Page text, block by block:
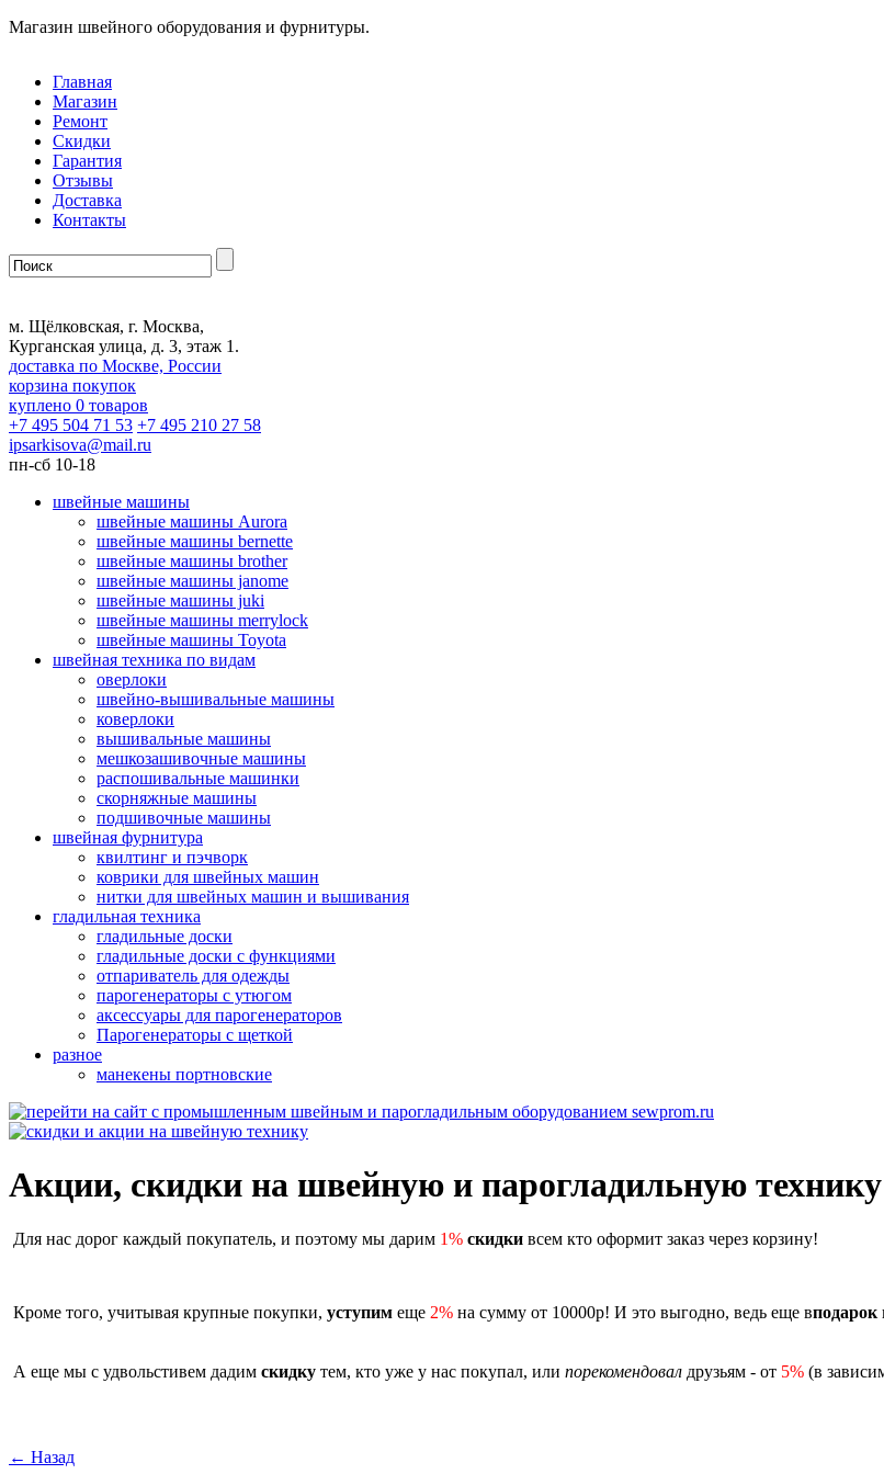
Магазин швейного оборудования и фурнитуры.
Главная
Магазин
Ремонт
Скидки
Гарантия
Отзывы
Доставка
Контакты
м. Щёлковская, г. Москва,
Курганская улица, д. 3, этаж 1.
доставка по Москве, России
корзина покупок
куплено 0 товаров
+7 495 504 71 53 +7 495 210 27 58
ipsarkisova@mail.ru
пн-сб 10-18
швейные машины
швейные машины Aurora
швейные машины bernette
швейные машины brother
швейные машины janome
швейные машины juki
швейные машины merrylock
швейные машины Toyota
швейная техника по видам
оверлоки
швейно-вышивальные машины
коверлоки
вышивальные машины
мешкозашивочные машины
распошивальные машинки
скорняжные машины
подшивочные машины
швейная фурнитура
квилтинг и пэчворк
коврики для швейных машин
нитки для швейных машин и вышивания
гладильная техника
гладильные доски
гладильные доски с функциями
отпариватель для одежды
парогенераторы с утюгом
аксессуары для парогенераторов
Парогенераторы с щеткой
разное
манекены портновские
Акции, скидки на швейную и парогладильную технику
Для нас дорог каждый покупатель, и поэтому мы дарим 1% скидки всем кто оформит заказ через корзину!
Кроме того, учитывая крупные покупки, уступим еще 2% на сумму от 10000р! И это выгодно, ведь еще вподарок
А еще мы с удвольстивем дадим скидку тем, кто уже у нас покупал, или порекомендовал друзьям - от 5% (в
← Назад